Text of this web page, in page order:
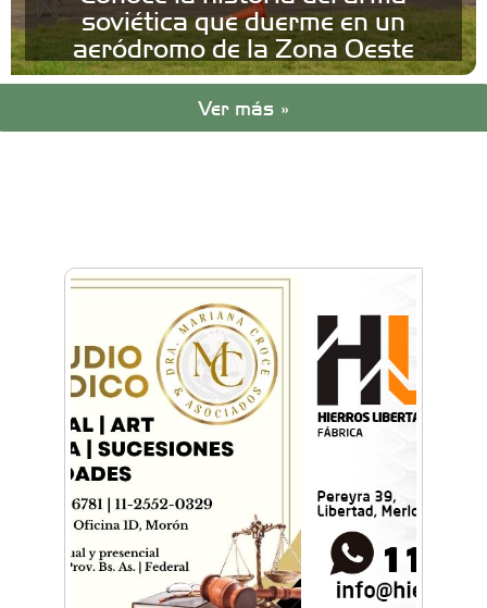
soviética que duerme en un
aeródromo de la Zona Oeste
Ver más »